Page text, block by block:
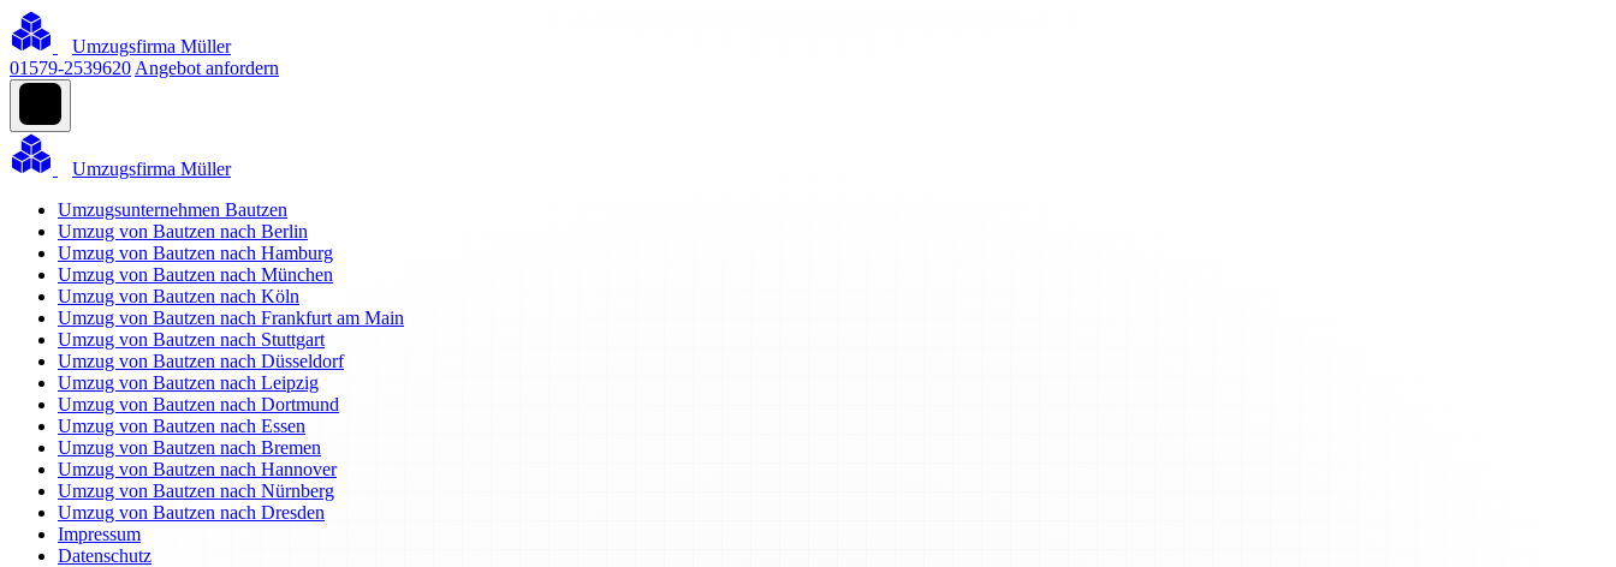
Umzugsfirma Müller
01579-2539620 Angebot anfordern
Umzugsfirma Müller
Umzugsunternehmen Bautzen
Umzug von Bautzen nach Berlin
Umzug von Bautzen nach Hamburg
Umzug von Bautzen nach München
Umzug von Bautzen nach Köln
Umzug von Bautzen nach Frankfurt am Main
Umzug von Bautzen nach Stuttgart
Umzug von Bautzen nach Düsseldorf
Umzug von Bautzen nach Leipzig
Umzug von Bautzen nach Dortmund
Umzug von Bautzen nach Essen
Umzug von Bautzen nach Bremen
Umzug von Bautzen nach Hannover
Umzug von Bautzen nach Nürnberg
Umzug von Bautzen nach Dresden
Impressum
Datenschutz